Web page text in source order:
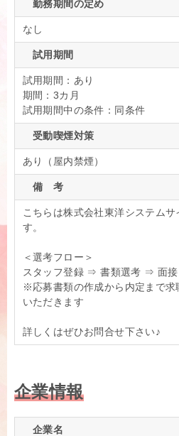
勤務期間の定め
なし
試用期間
試用期間：あり
期間：3カ月
試用期間中の条件：同条件
受動喫煙対策
あり（屋内禁煙）
備 考
こちらは株式会社東洋システム
す。
＜選考フロー＞
スタッフ登録 ⇒ 書類選考 ⇒ 面
※応募書類の作成から内定まで求
いただきます
詳しくはぜひお問合せ下さい♪
企業情報
企業名